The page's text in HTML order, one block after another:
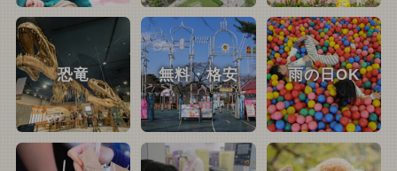
恐竜 無料・格安 雨の日OK